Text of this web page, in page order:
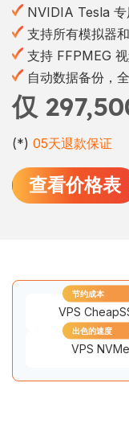
NVIDIA Tesla 专
支持所有模拟器
支持 FFPMEG
自动数据备份，
仅
(*) 05天退款保证
查看价格表
VPS
节约成本
VPS NVMe
出色的速度